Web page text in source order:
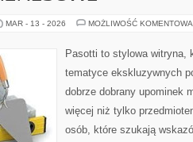
MAR - 13 - 2026 MOŻLIWOŚĆ
Pasotti to stylowa witryna,
tematyce ekskluzywnych
dobrze dobrany upominek
więcej niż tylko
osób, które szukają